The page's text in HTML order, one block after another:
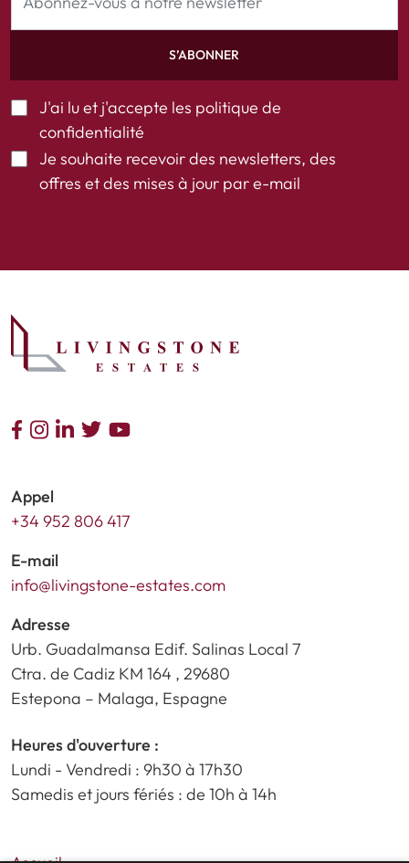
S’ABONNER
J'ai lu et j'accepte les politique de
confidentialité
Je souhaite recevoir des newsletters, des
offres et des mises à jour par e-mail
Appel
+34 952 806 417
E-mail
info@livingstone-estates.com
Adresse
Urb. Guadalmansa Edif. Salinas Local 7
Ctra. de Cadiz KM 164 , 29680
Estepona – Malaga, Espagne
Heures d'ouverture :
Lundi - Vendredi : 9h30 à 17h30
Samedis et jours fériés : de 10h à 14h